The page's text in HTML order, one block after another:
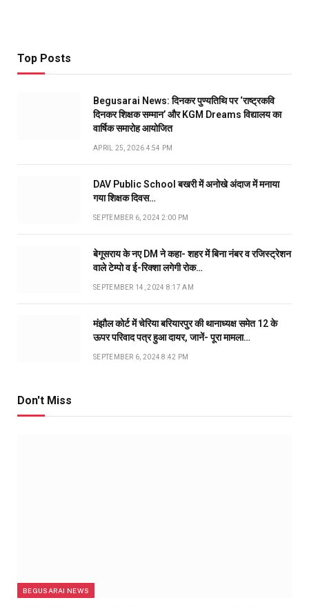
Top Posts
Begusarai News: दिनकर पुण्यतिथि पर ‘राष्ट्रकवि
दिनकर शिक्षक सम्मान’ और KGM Dreams विद्यालय का
वार्षिक समारोह आयोजित
APRIL 25, 2026 4:54 PM
DAV Public School बखरी में अनोखे अंदाज में मनाया
गया शिक्षक दिवस…
SEPTEMBER 6, 2024 2:00 PM
बेगूसराय के नए DM ने कहा- शहर में बिना नंबर व रजिस्ट्रेशन
वाले टेम्पो व ई-रिक्शा लगेगी रोक…
SEPTEMBER 14, 2024 8:17 AM
मंझौल कोर्ट में चेरिया बरियारपुर की थानाध्यक्ष समेत 12 के
ऊपर परिवाद पत्र हुआ दायर, जानें- पूरा मामला…
SEPTEMBER 6, 2024 8:42 PM
Don't Miss
BEGUSARAI NEWS